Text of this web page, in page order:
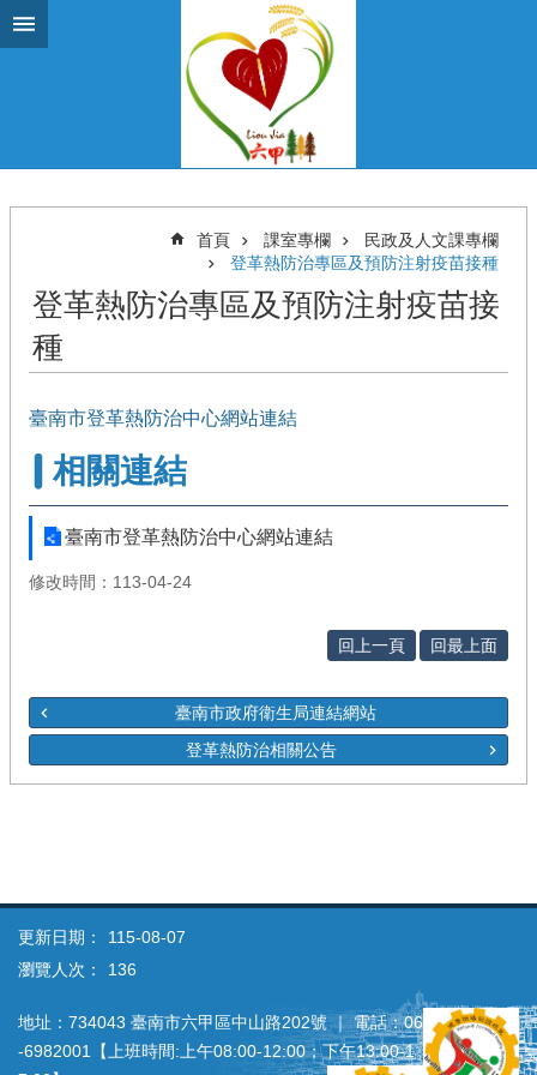
跳到主要內容區塊
首頁 課室專欄
民政及人文課專欄
登革熱防治專區及預防注射疫苗接種
登革熱防治專區及預防注射疫苗接
種
臺南市登革熱防治中心網站連結
相關連結
臺南市登革熱防治中心網站連結
修改時間：113-04-24
回上一頁 回最上面
臺南市政府衛生局連結網站
登革熱防治相關公告
更新日期：
115-08-07
瀏覽人次：
136
地址：734043 臺南市六甲區中山路202號 ｜ 電話：06
‐6982001【上班時間:上午08:00‐12:00；下午13:00‐1